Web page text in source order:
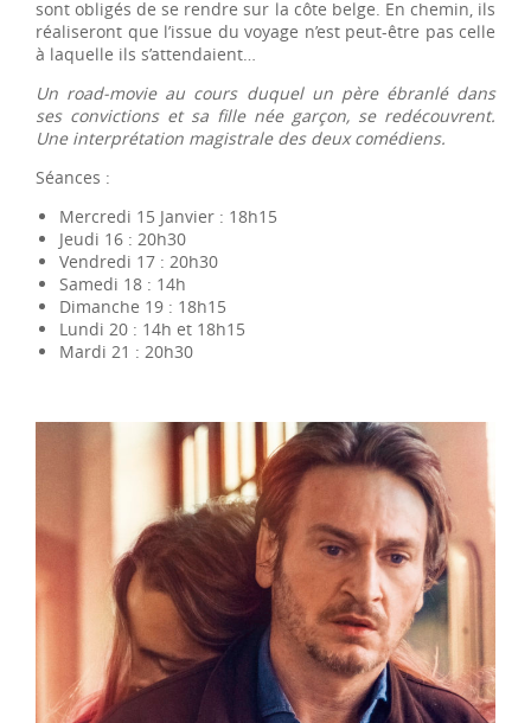
sont obligés de se rendre sur la côte belge. En chemin, ils
réaliseront que l’issue du voyage n’est peut-être pas celle
à laquelle ils s’attendaient…
Un road-movie au cours duquel un père ébranlé dans
ses convictions et sa fille née garçon, se redécouvrent.
Une interprétation magistrale des deux comédiens.
Séances :
Mercredi 15 Janvier : 18h15
Jeudi 16 : 20h30
Vendredi 17 : 20h30
Samedi 18 : 14h
Dimanche 19 : 18h15
Lundi 20 : 14h et 18h15
Mardi 21 : 20h30